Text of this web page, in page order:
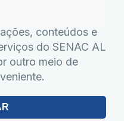
conteúdos e
do SENAC AL
outro meio de